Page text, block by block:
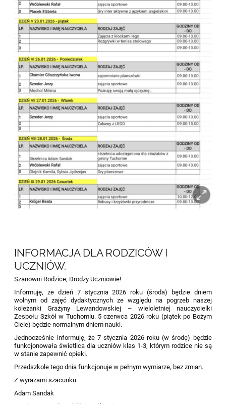
INFORMACJA DLA RODZICÓW I
UCZNIÓW.
Szanowni Rodzice, Drodzy Uczniowie!
Informuję, że dzień 7 stycznia 2026 roku (środa) będzie dniem
wolnym od zajęć dydaktycznych ze względu na pogrzeb naszej
koleżanki Grażyny Lewandowskiej – wieloletniej nauczycielki
Zespołu Szkół w Tuchomiu. 5 czerwca 2026 roku (piątek po Bożym
Ciele) będzie normalnym dniem nauki.
Jednocześnie informuję, że 7 stycznia 2026 roku (w środę) będzie
funkcjonowała świetlica dla uczniów klas 1-3, którym rodzice nie są
w stanie zapewnić opieki.
Przedszkole tego dnia funkcjonuje w pełnym wymiarze, bez zmian.
Z wyrazami szacunku
Adam Sandak